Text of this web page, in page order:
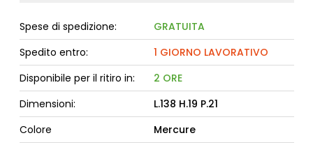
Spese di spedizione:
GRATUITA
Spedito entro:
1 GIORNO LAVORATIVO
Disponibile per il ritiro in:
2 ORE
Dimensioni:
L.138 H.19 P.21
Colore
Mercure